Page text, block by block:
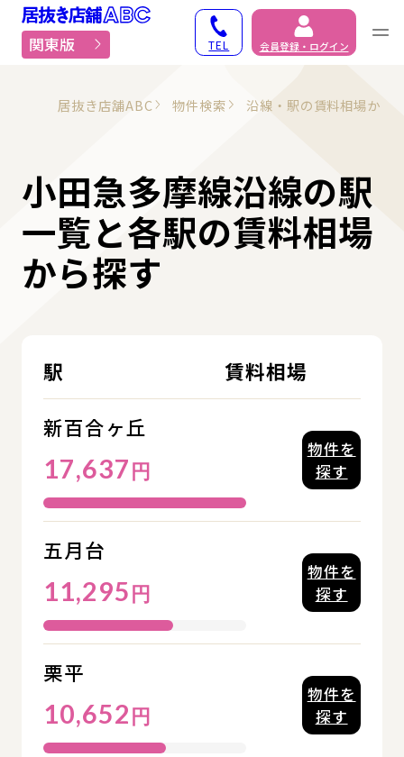
居抜き物件・貸店舗で
関東版 TEL 会員登録・ログイン
居抜き店舗ABC 物件検索 沿線・駅の賃料相場から
小田急多摩線沿線の駅
一覧と各駅の賃料相場
から探す
駅
賃料相場
新百合ヶ丘
17,637 円
物件を
探す
五月台
11,295 円
物件を
探す
栗平
10,652 円
物件を
探す